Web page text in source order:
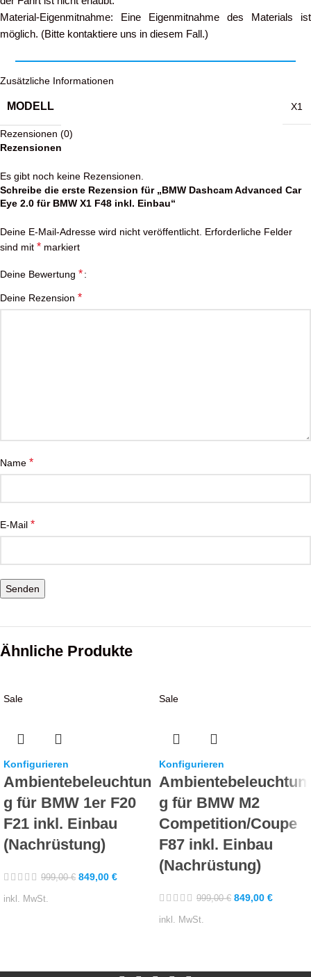
Material-Eigenmitnahme: Eine Eigenmitnahme des Materials ist
möglich. (Bitte kontaktiere uns in diesem Fall.)
Zusätzliche Informationen
MODELL X1
Rezensionen (0)
Rezensionen
Es gibt noch keine Rezensionen.
Schreibe die erste Rezension für „BMW Dashcam Advanced Car
Eye 2.0 für BMW X1 F48 inkl. Einbau“
Deine E-Mail-Adresse wird nicht veröffentlicht. Erforderliche Felder
sind mit * markiert
Deine Bewertung *
Deine Rezension *
Name *
E-Mail *
Ähnliche Produkte
Sale
Konfigurieren
Ambientebeleuchtun
g für BMW 1er F20
F21 inkl. Einbau
(Nachrüstung)
999,00€ 849,00 €
inkl. MwSt.
Sale
Konfigurieren
Ambientebeleuchtun
g für BMW M2
Competition/Coupe
F87 inkl. Einbau
(Nachrüstung)
999,00€ 849,00 €
inkl. MwSt.